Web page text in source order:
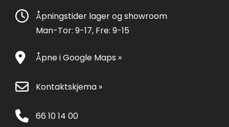
Åpningstider lager og showroom
Man-Tor: 9-17, Fre: 9-15
Åpne i Google Maps »
Kontaktskjema »
66 10 14 00